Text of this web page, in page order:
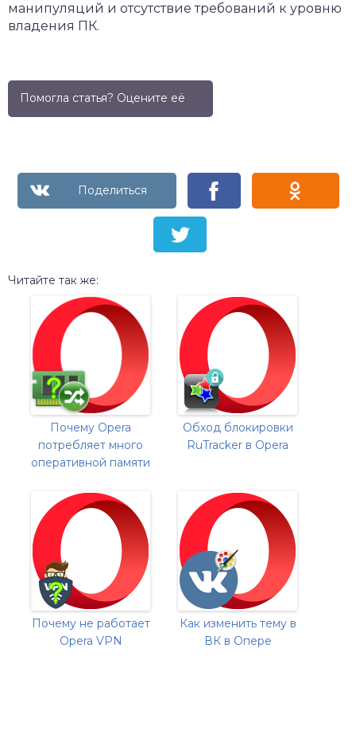
манипуляций и отсутствие требований к уровню
владения ПК.
Помогла статья? Оцените её
Читайте так же:
Почему Opera
потребляет много
оперативной памяти
Обход блокировки
RuTracker в Opera
Почему не работает
Opera VPN
Как изменить тему в
ВК в Опере